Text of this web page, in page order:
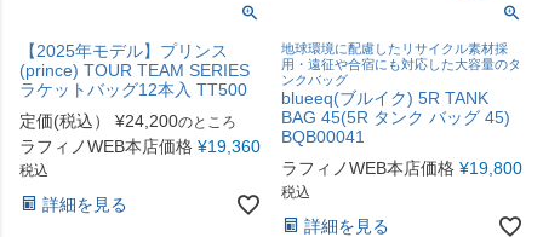
【2025年モデル】プリンス
(prince) TOUR TEAM SERIES
ラケットバッグ12本入 TT500
定価(税込）
¥24,200のところ
ラフィノWEB本店価格 ¥19,360
税込
詳細を見る
地球環境に配慮したリサイクル素材採
用・遠征や合宿にも対応した大容量のタ
ンクバッグ
blueeq(ブルイク) 5R TANK
BAG 45(5R タンク バッグ 45)
BQB00041
ラフィノWEB本店価格 ¥19,800
税込
詳細を見る